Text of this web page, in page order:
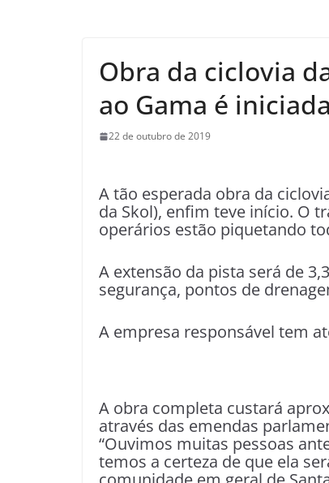
Obra da ciclovia
ao Gama é iniciada
22 de outubro de 2019
A tão esperada obra da
da Skol), enfim teve início. O
operários estão piquetando
A extensão da pista será de
segurança, pontos de
A empresa responsável tem
A obra completa custará
através das emendas
“Ouvimos muitas pessoas
temos a certeza de que ela